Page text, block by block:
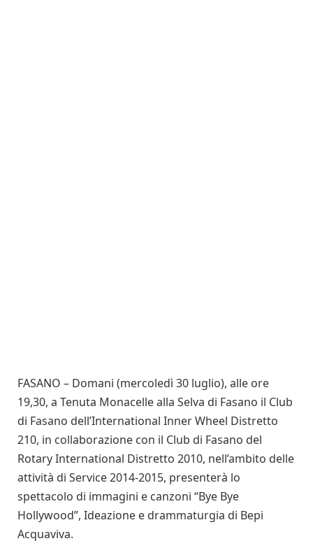
FASANO – Domani (mercoledì 30 luglio), alle ore
19,30, a Tenuta Monacelle alla Selva di Fasano il Club
di Fasano dell’International Inner Wheel Distretto
210, in collaborazione con il Club di Fasano del
Rotary International Distretto 2010, nell’ambito delle
attività di Service 2014-2015, presenterà lo
spettacolo di immagini e canzoni “Bye Bye
Hollywood”, Ideazione e drammaturgia di Bepi
Acquaviva.